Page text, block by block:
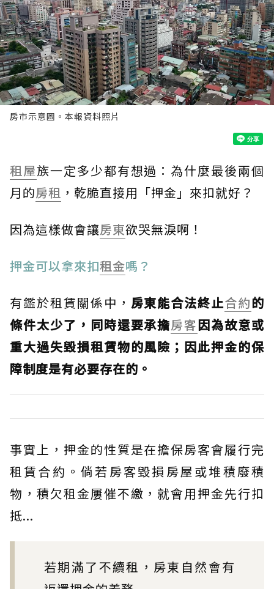
房市示意圖。本報資料照片
租屋族一定多少都有想過：為什麼最後兩個
月的房租 ，乾脆直接用「押金」來扣就好？
因為這樣做會讓房東欲哭無淚啊！
押金可以拿來扣租金嗎？
有鑑於租賃關係中， 房東能合法終止合約的
條件太少了，同時還要承擔房客因為故意或
重大過失毀損租賃物的風險；因此押金的保
障制度是有必要存在的。
事實上，押金的性質是在擔保房客會履行完
租賃合約。倘若房客毀損房屋或堆積廢積
物，積欠租金屢催不繳，就會用押金先行扣
抵...
若期滿了不續租，房東自然會有